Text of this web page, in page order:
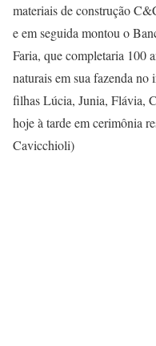
materiais de construção
e em seguida montou o
Faria, que completaria 100
naturais em sua fazenda
filhas Lúcia, Junia, Flávia,
hoje à tarde em cerimônia
Cavicchioli)